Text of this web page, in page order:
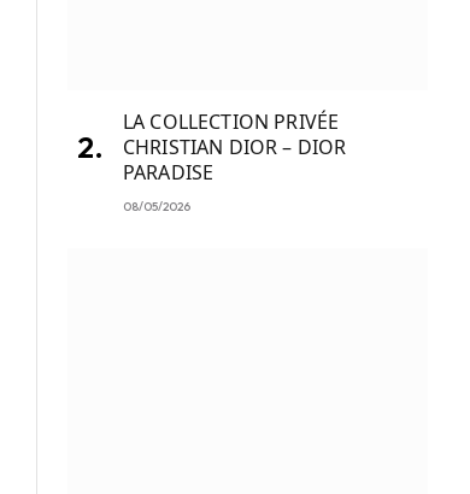
LA COLLECTION PRIVÉE
CHRISTIAN DIOR – DIOR
PARADISE
08/05/2026